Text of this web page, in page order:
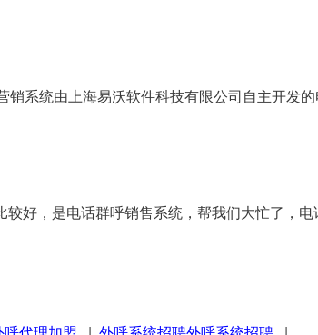
系统由上海易沃软件科技有限公司自主开发
好，是电话群呼销售系统，帮我们大忙了，